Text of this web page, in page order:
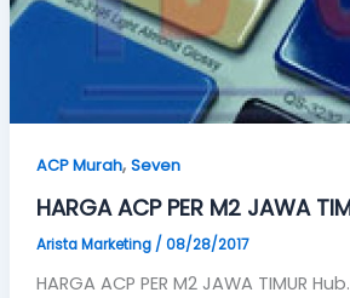
ACP Murah, Seven
HARGA ACP PER M2 JAWA
Arista Marketing / 08/28/2017
HARGA ACP PER M2 JAWA TIMUR